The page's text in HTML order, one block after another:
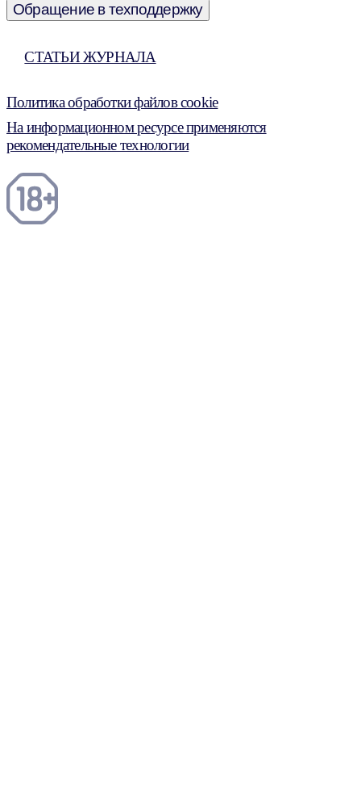
Обращение в техподдержку
СТАТЬИ ЖУРНАЛА
Политика обработки файлов cookie
На информационном ресурсе применяются
рекомендательные технологии